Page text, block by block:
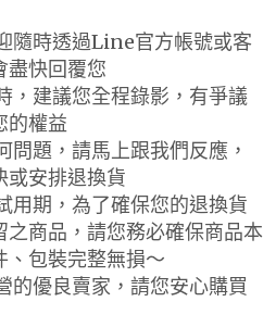
時透過Line官方帳號或客
盡快回覆您
建議您全程錄影，有爭議
的權益
題，請馬上跟我們反應，
或安排退換貨
期，為了確保您的退換貨
商品，請您務必確保商品本
、包裝完整無損～
優良賣家，請您安心購買